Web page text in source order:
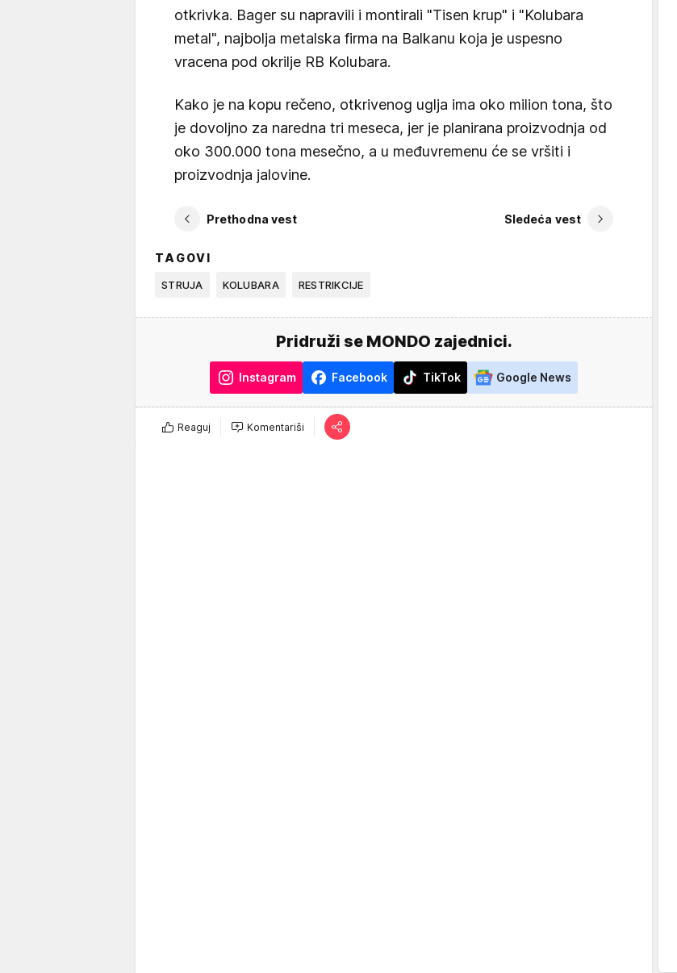
otkrivka. Bager su napravili i montirali "Tisen krup" i "Kolubara
metal", najbolja metalska firma na Balkanu koja je uspesno
vracena pod okrilje RB Kolubara.
Kako je na kopu rečeno, otkrivenog uglja ima oko milion tona, što
je dovoljno za naredna tri meseca, jer je planirana proizvodnja od
oko 300.000 tona mesečno, a u međuvremenu će se vršiti i
proizvodnja jalovine.
Prethodna vest Sledeća vest
TAGOVI
STRUJA KOLUBARA RESTRIKCIJE
Pridruži se MONDO zajednici.
Instagram Facebook TikTok Google News
Reaguj Komentariši